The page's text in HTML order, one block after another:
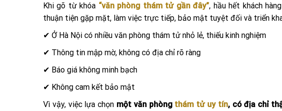
Khi gõ từ khóa “văn phòng thám tử gần đây”, hầu hết khách
thuận tiện gặp mặt, làm việc trực tiếp, bảo mật tuyệt đối và triển
✔ Ở Hà Nội có nhiều văn phòng thám tử nhỏ lẻ, thiếu kinh nghiệm
✔ Thông tin mập mờ, không có địa chỉ rõ ràng
✔ Báo giá không minh bạch
✔ Không cam kết bảo mật
Vì vậy, việc lựa chọn một văn phòngthám tử uy tín, có địa chỉ